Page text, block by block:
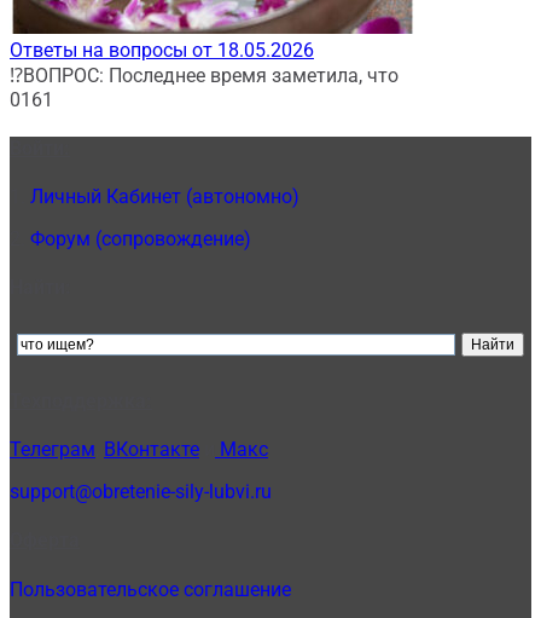
Ответы на вопросы от 18.05.2026
⁉️ВОПРОС: Последнее время заметила, что
0161
Личный Кабинет (автономно)
Форум (сопровождение)
Телеграм ВКонтакте
Макс
support@obretenie-sily-lubvi.ru
Пользовательское соглашение